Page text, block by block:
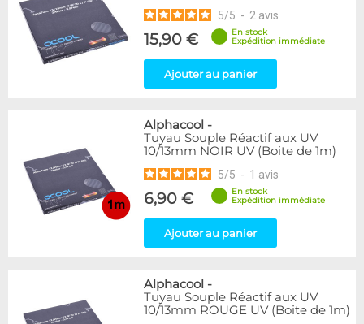
5/5 - 2 avis
15,90 €
En stock
Expédition immédiate
Ajouter au panier
Alphacool -
Tuyau Souple Réactif aux UV
10/13mm NOIR UV (Boite de 1m)
5/5 - 1 avis
6,90 €
En stock
Expédition immédiate
Ajouter au panier
Alphacool -
Tuyau Souple Réactif aux UV
10/13mm ROUGE UV (Boite de 1m)